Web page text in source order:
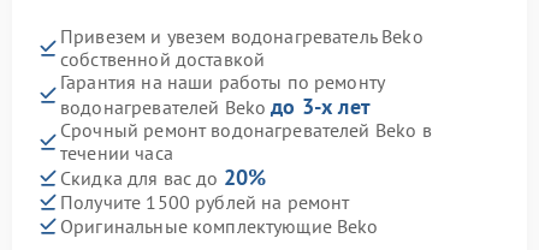
Привезем и увезем водонагреватель Beko
собственной доставкой
Гарантия на наши работы по ремонту
водонагревателей Bekoдо 3-х лет
Срочный ремонт водонагревателей Beko в
течении часа
Скидка для вас до 20%
Получите 1500 рублей на ремонт
Оригинальные комплектующие Beko